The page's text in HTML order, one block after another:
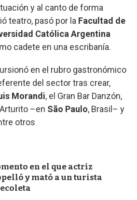
y al canto de forma
teatro, pasó por la Facultad de
Católica Argentina
cadete en una escribanía.
en el rubro gastronómico
del sector tras crear,
Morandi, el Gran Bar Danzón,
–en São Paulo, Brasil– y
otros
en el que actriz
y mató a un turista